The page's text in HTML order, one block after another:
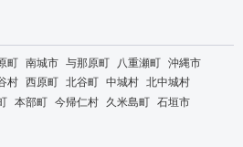
町 南城市 与那原町 八重瀬町 沖縄市
村 西原町 北谷町 中城村 北中城村
本部町 今帰仁村 久米島町 石垣市